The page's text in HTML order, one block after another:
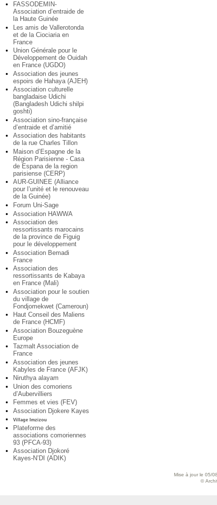
FASSODEMIN-
Association d’entraide de
la Haute Guinée
Les amis de Vallerotonda
et de la Ciociaria en
France
Union Générale pour le
Développement de Ouidah
en France (UGDO)
Association des jeunes
espoirs de Hahaya (AJEH)
Association culturelle
bangladaise Udichi
(Bangladesh Udichi shilpi
goshti)
Association sino-française
d’entraide et d’amitié
Association des habitants
de la rue Charles Tillon
Maison d’Espagne de la
Région Parisienne - Casa
de Espana de la region
parisiense (CERP)
AUR-GUINEE (Alliance
pour l’unité et le renouveau
de la Guinée)
Forum Uni-Sage
Association HAWWA
Association des
ressortissants marocains
de la province de Figuig
pour le développement
Association Bemadi
France
Association des
ressortissants de Kabaya
en France (Mali)
Association pour le soutien
du village de
Fondjomekwet (Cameroun)
Haut Conseil des Maliens
de France (HCMF)
Association Bouzeguène
Europe
Tazmalt Association de
France
Association des jeunes
Kabyles de France (AFJK)
Niruthya alayam
Union des comoriens
d’Aubervilliers
Femmes et vies (FEV)
Association Djokere Kayes
Village Imzizou
Plateforme des
associations comoriennes
93 (PFCA-93)
Association Djokoré
Kayes-N’DI (ADIK)
Mise à jour le 05/
©